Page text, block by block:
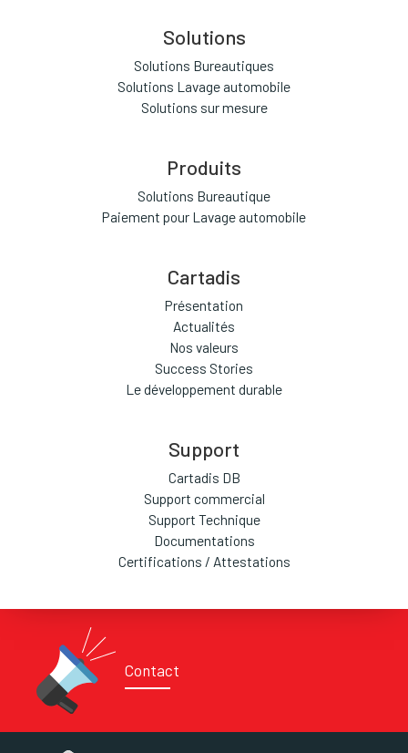
Solutions
Solutions Bureautiques
Solutions Lavage automobile
Solutions sur mesure
Produits
Solutions Bureautique
Paiement pour Lavage automobile
Cartadis
Présentation
Actualités
Nos valeurs
Success Stories
Le développement durable
Support
Cartadis DB
Support commercial
Support Technique
Documentations
Certifications / Attestations
Contact